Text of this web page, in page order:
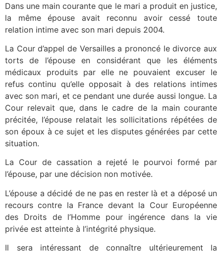
Dans une main courante que le mari a produit en justice,
la même épouse avait reconnu avoir cessé toute
relation intime avec son mari depuis 2004.
La Cour d’appel de Versailles a prononcé le divorce aux
torts de l’épouse en considérant que les éléments
médicaux produits par elle ne pouvaient excuser le
refus continu qu’elle opposait à des relations intimes
avec son mari, et ce pendant une durée aussi longue. La
Cour relevait que, dans le cadre de la main courante
précitée, l’épouse relatait les sollicitations répétées de
son époux à ce sujet et les disputes générées par cette
situation.
La Cour de cassation a rejeté le pourvoi formé par
l’épouse, par une décision non motivée.
L’épouse a décidé de ne pas en rester là et a déposé un
recours contre la France devant la Cour Européenne
des Droits de l’Homme pour ingérence dans la vie
privée est atteinte à l’intégrité physique.
Il sera intéressant de connaître ultérieurement la